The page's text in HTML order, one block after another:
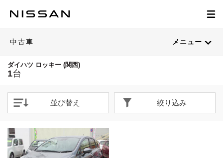
中古車 メニュー
ダイハツ ロッキー (関西)
1台
並び替え 絞り込み